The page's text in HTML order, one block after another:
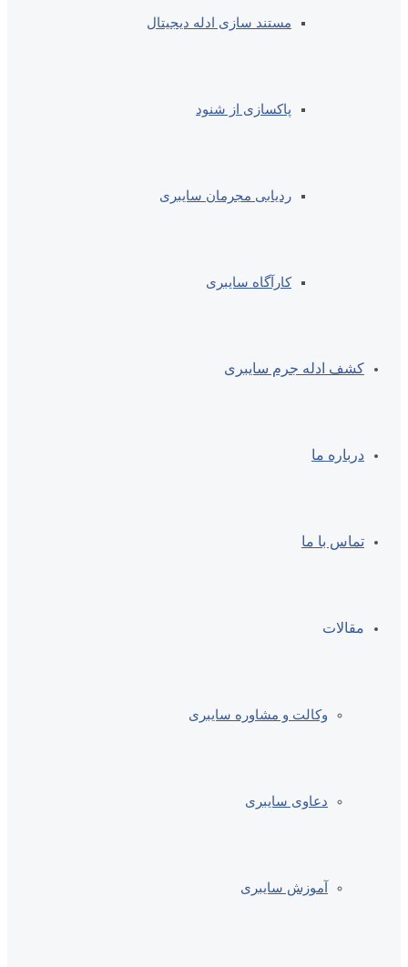
مستند سازی ادله دیجیتال
پاکسازی از شنود
ردیابی مجرمان سایبری
کارآگاه سایبری
کشف ادله جرم سایبری
درباره ما
تماس با ما
مقالات
وکالت و مشاوره سایبری
دعاوی سایبری
آموزش سایبری